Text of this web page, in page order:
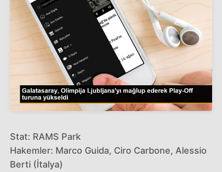
Stat: RAMS Park
Hakemler: Marco Guida, Ciro Carbone, Alessio
Berti (İtalya)